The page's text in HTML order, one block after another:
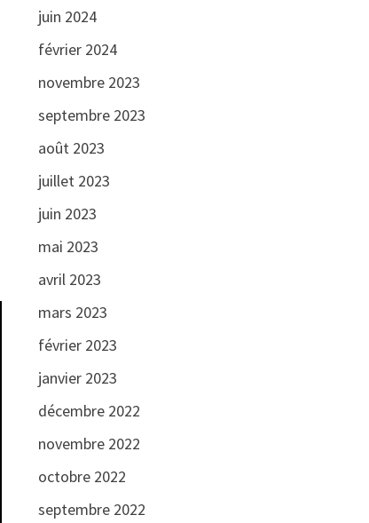
juin 2024
février 2024
novembre 2023
septembre 2023
août 2023
juillet 2023
juin 2023
mai 2023
avril 2023
mars 2023
février 2023
janvier 2023
décembre 2022
novembre 2022
octobre 2022
septembre 2022